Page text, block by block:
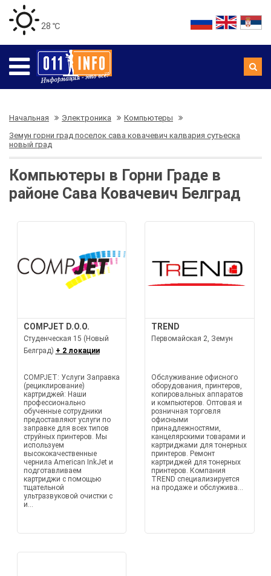
28 ℃
Начальная Электроника
Компьютеры
Земун горни град поселок сава ковачевич калвария сутьеска
новый град
Компьютеры в Горни Граде в
районе Сава Ковачевич Белград
COMPJET D.O.O.
Студенческая 15 (Новый
Белград) + 2 локации
COMPJET: Услуги Заправка
(рециклирование)
картриджей: Наши
профессионально
обученные сотрудники
предоставляют услуги по
заправке для всех типов
струйных принтеров. Мы
используем
высококачественные
чернила American InkJet и
подготавливаем
картриджи с помощью
тщательной
ультразвуковой очистки с
и...
TREND
Первомайская 2, Земун
Обслуживание офисного
оборудования, принтеров,
копировальных аппаратов
и компьютеров. Оптовая и
розничная торговля
офисными
принадлежностями,
канцелярскими товарами и
картриджами для тонерных
принтеров. Ремонт
картриджей для тонерных
принтеров. Компания
TREND специализируется
на продаже и обслужива...